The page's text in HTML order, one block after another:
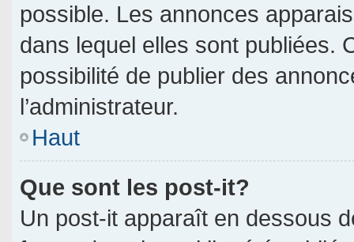
possible. Les annonces
dans lequel elles sont publiées.
possibilité de publier des
l’administrateur.
Haut
Que sont les post-it?
Un post-it apparaît en dessous